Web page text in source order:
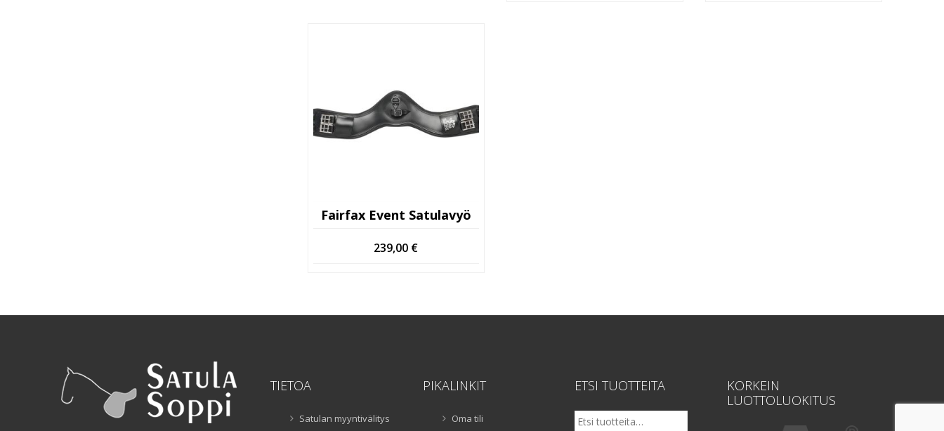
Fairfax Event Satulavyö
239,00 €
TIETOA
Satulan myyntivälitys
PIKALINKIT
Oma tili
ETSI TUOTTEITA
Etsi:
KORKEIN
LUOTTOLUOKITUS